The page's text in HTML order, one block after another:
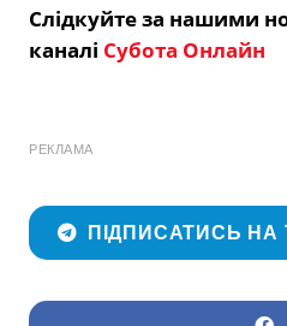
Слідкуйте за нашими
каналі Субота Онлайн
РЕКЛАМА
ПІДПИСАТИСЬ НА